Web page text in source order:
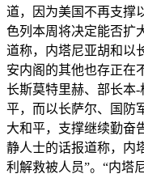
道，因为美国不再支撑
色列本周将决定能否扩
道称，内塔尼亚胡和以
安内阁的其他也存正在
长斯莫特里赫、部长本
平，而以长萨尔、国防
大和平，支撑继续勤奋
静人士的话报道称，内
利解救被人员”。“内塔